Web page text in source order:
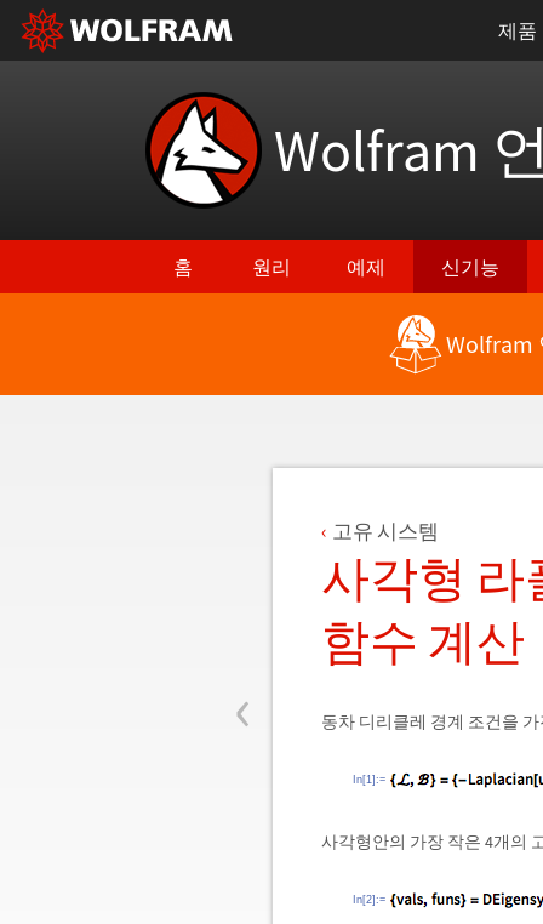
제품
Wolfram
홈 원리 예제 신기능
Wolfram
‹
고유 시스템
사각형 라
함수 계산
동차 디리클레 경계 조건을
In[1]:=
사각형안의 가장 작은 4개의
In[2]:=